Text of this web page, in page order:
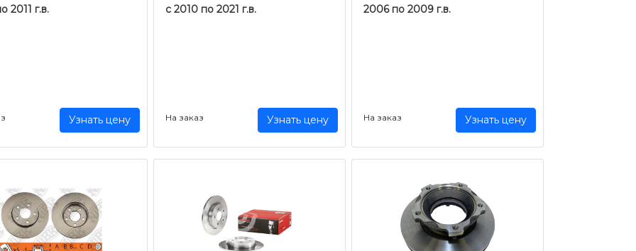
2011 г.в.
Узнать цену
с 2010 по 2021 г.в.
На заказ Узнать цену
2006 по 2009 г.в.
На заказ Узнать цену